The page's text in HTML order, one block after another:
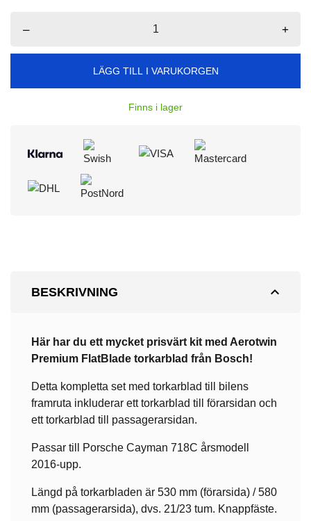
– +
LÄGG TILL I VARUKORGEN
Finns i lager
expand_less
BESKRIVNING
Här har du ett mycket prisvärt kit med Aerotwin
Premium FlatBlade torkarblad från Bosch!
Detta kompletta set med torkarblad till bilens
framruta inkluderar ett torkarblad till förarsidan och
ett torkarblad till passagerarsidan.
Passar till Porsche Cayman 718C årsmodell
2016-upp.
Längd på torkarbladen är 530 mm (förarsida) / 580
mm (passagerarsida), dvs. 21/23 tum. Knappfäste.